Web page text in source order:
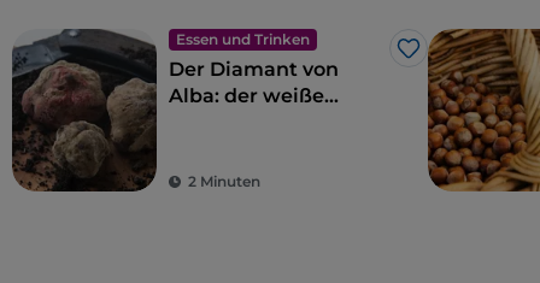
Essen und Trinken
Like
Der Diamant von
Alba: der weiße
2 Minuten